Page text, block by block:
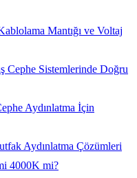
Mantığı ve Voltaj
Cephe Sistemlerinde Doğru
Aydınlatma İçin
Aydınlatma Çözümleri
4000K mi?